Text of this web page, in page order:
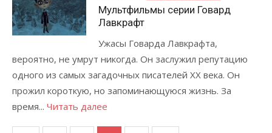
on
Мультфильмы серии Говард
Лавкрафт
Ужасы Говарда Лавкрафта,
вероятно, не умрут никогда. Он заслужил репутацию
одного из самых загадочных писателей XX века. Он
прожил короткую, но запоминающуюся жизнь. За
время... Читать далее